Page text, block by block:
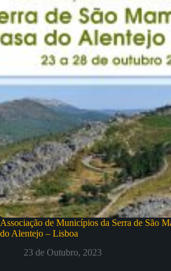
Associação de Municípios da Serra de São
do Alentejo – Lisboa
23 de Outubro, 2023